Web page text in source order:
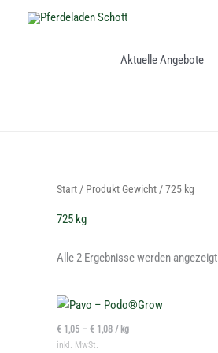
Aktuelle Angebote
Start / Produkt Gewicht / 725 kg
725 kg
Alle 2 Ergebnisse werden angezeigt
€ 1,05 – € 1,08 / kg
inkl. MwSt.